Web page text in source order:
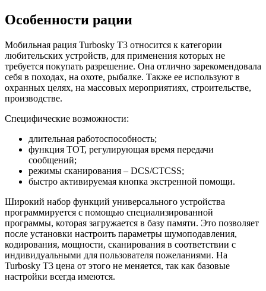
Особенности рации
Мобильная рация Turbosky T3 относится к категории
любительских устройств, для применения которых не
требуется покупать разрешение. Она отлично зарекомендовала
себя в походах, на охоте, рыбалке. Также ее используют в
охранных целях, на массовых мероприятиях, строительстве,
производстве.
Специфические возможности:
длительная работоспособность;
функция ТОТ, регулирующая время передачи
сообщений;
режимы сканирования – DCS/CTCSS;
быстро активируемая кнопка экстренной помощи.
Широкий набор функций универсального устройства
программируется с помощью специализированной
программы, которая загружается в базу памяти. Это позволяет
после установки настроить параметры шумоподавления,
кодирования, мощности, сканирования в соответствии с
индивидуальными для пользователя пожеланиями. На
Turbosky T3 цена от этого не меняется, так как базовые
настройки всегда имеются.